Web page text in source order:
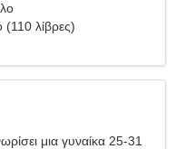
(110 λίβρες)
μια γυναίκα 25-31